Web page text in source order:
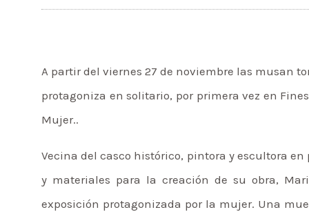
A partir del viernes 27 de noviembre las musan
protagoniza en solitario, por primera vez en
Mujer..
Vecina del casco histórico, pintora y escultora
y materiales para la creación de su obra,
exposición protagonizada por la mujer. Una